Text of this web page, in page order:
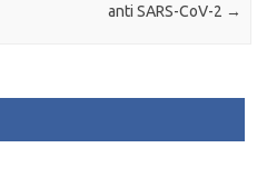
anti SARS-CoV-2 →